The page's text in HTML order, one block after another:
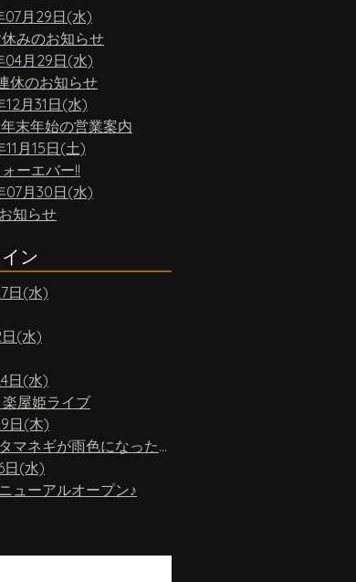
07月29日(水)
みのお知らせ
04月29日(水)
休のお知らせ
12月31日(水)
末年始の営業案内
月15日(土)
ーエバー!!
07月30日(水)
知らせ
ン
日(水)
(水)
日(水)
屋姫ライブ
日(木)
ちんげん – タマネギが雨色になったら
日(水)
ューアルオープン♪